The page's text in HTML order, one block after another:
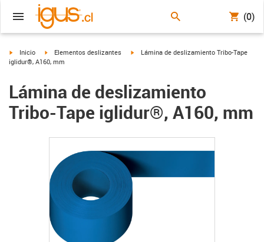
(0)
igus-icon-arrow-right
Inicio igus-icon-arrow-right
Elementos deslizantes igus-icon-arrow-right
Lámina de deslizamiento Tribo-Tape
iglidur®, A160, mm
Lámina de deslizamiento
Tribo-Tape iglidur®, A160, mm